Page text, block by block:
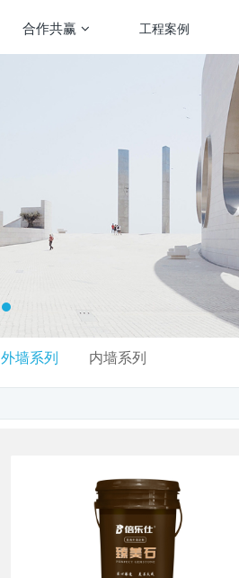
合作共赢 工程案例
外墙系列 内墙系列